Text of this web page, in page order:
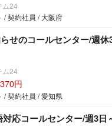
ム24
/ 契約社員 / 大阪府
せのコールセンター/週
ム24
円
/ 契約社員 / 愛知県
対応コールセンター/週3